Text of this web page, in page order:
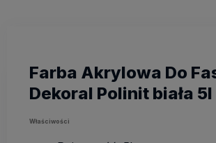
Farba Akrylowa Do
Dekoral Polinit biała 5l
Właściwości